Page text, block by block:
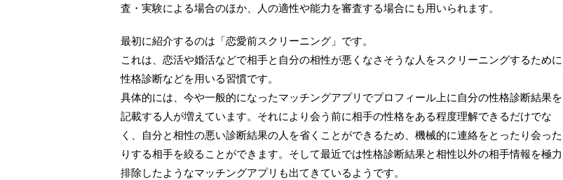
査・実験による場合のほか、人の適性や能力を審査する場合にも用いられます。
最初に紹介するのは「恋愛前スクリーニング」です。
これは、恋活や婚活などで相手と自分の相性が悪くなさそうな人をスクリーニングするために
性格診断などを用いる習慣です。
具体的には、今や一般的になったマッチングアプリでプロフィール上に自分の性格診断結果を
記載する人が増えています。それにより会う前に相手の性格をある程度理解できるだけでな
く、自分と相性の悪い診断結果の人を省くことができるため、機械的に連絡をとったり会った
りする相手を絞ることができます。そして最近では性格診断結果と相性以外の相手情報を極力
排除したようなマッチングアプリも出てきているようです。